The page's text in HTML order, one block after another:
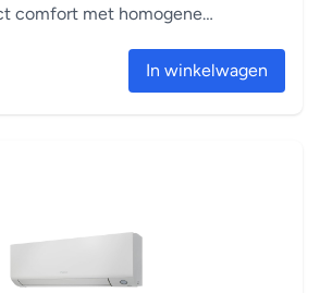
comfort met homogene
In winkelwagen